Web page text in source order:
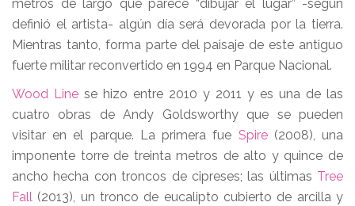
metros de largo que parece “dibujar el lugar” -según
definió el artista- algún día será devorada por la tierra.
Mientras tanto, forma parte del paisaje de este antiguo
fuerte militar reconvertido en 1994 en Parque Nacional.
Wood Line se hizo entre 2010 y 2011 y es una de las
cuatro obras de Andy Goldsworthy que se pueden
visitar en el parque. La primera fue Spire(2008), una
imponente torre de treinta metros de alto y quince de
ancho hecha con troncos de cipreses; las últimas Tree
Fall ​ (2013), un tronco de eucalipto cubierto de arcilla y